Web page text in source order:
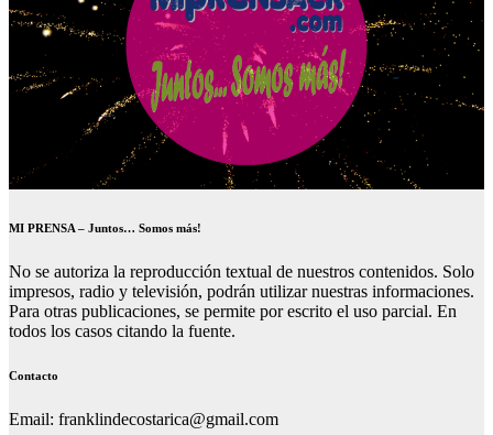
MI PRENSA – Juntos… Somos más!
No se autoriza la reproducción textual de nuestros contenidos. Solo
impresos, radio y televisión, podrán utilizar nuestras informaciones.
Para otras publicaciones, se permite por escrito el uso parcial. En
todos los casos citando la fuente.
Contacto
Email: franklindecostarica@gmail.com